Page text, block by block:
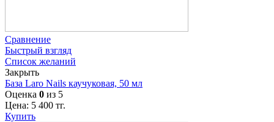
Сравнение
Быстрый взгляд
Список желаний
Закрыть
База Laro Nails каучуковая, 50 мл
Оценка 0 из 5
Цена: 5 400 тг.
Купить